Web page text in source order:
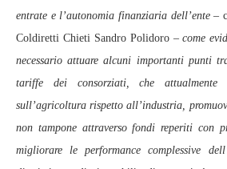
entrate e l’autonomia finanziaria dell’ente –
Coldiretti Chieti Sandro Polidoro– come
necessario attuare alcuni importanti punti
tariffe dei consorziati, che attualmente
sull’agricoltura rispetto all’industria,
non tampone attraverso fondi reperiti con
migliorare le performance complessive